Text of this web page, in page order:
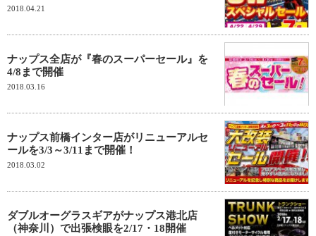
2018.04.21
ナップス全店が『春のスーパーセール』を
4/8まで開催
2018.03.16
ナップス前橋インター店がリニューアルセ
ールを3/3～3/11まで開催！
2018.03.02
ダブルオーグラスギアがナップス港北店
（神奈川）で出張検眼を2/17・18開催